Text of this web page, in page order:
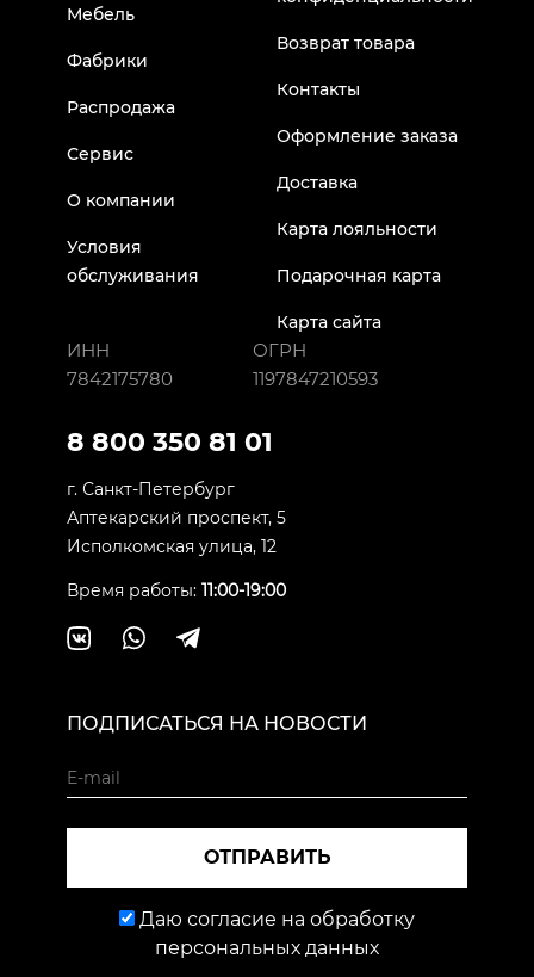
Мебель
Фабрики
Распродажа
Сервис
О компании
Условия
обслуживания
Возврат товара
Контакты
Оформление заказа
Доставка
Карта лояльности
Подарочная карта
Карта сайта
ИНН
7842175780
ОГРН
1197847210593
8 800 350 81 01
г. Санкт-Петербург
Аптекарский проспект, 5
Исполкомская улица, 12
Время работы: 11:00-19:00
ПОДПИСАТЬСЯ НА НОВОСТИ
ОТПРАВИТЬ
Даю согласие на обработку
персональных данных